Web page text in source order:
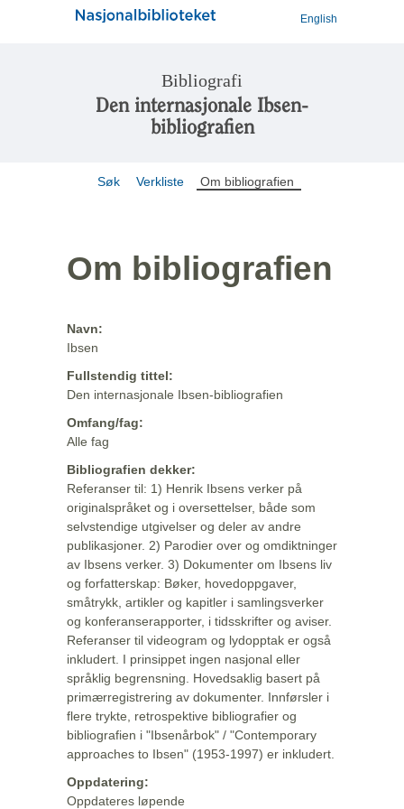
English
Bibliografi
Den internasjonale Ibsen-
bibliografien
Søk Verkliste Om bibliografien
Om bibliografien
Navn:
Ibsen
Fullstendig tittel:
Den internasjonale Ibsen-bibliografien
Omfang/fag:
Alle fag
Bibliografien dekker:
Referanser til: 1) Henrik Ibsens verker på
originalspråket og i oversettelser, både som
selvstendige utgivelser og deler av andre
publikasjoner. 2) Parodier over og omdiktninger
av Ibsens verker. 3) Dokumenter om Ibsens liv
og forfatterskap: Bøker, hovedoppgaver,
småtrykk, artikler og kapitler i samlingsverker
og konferanserapporter, i tidsskrifter og aviser.
Referanser til videogram og lydopptak er også
inkludert. I prinsippet ingen nasjonal eller
språklig begrensning. Hovedsaklig basert på
primærregistrering av dokumenter. Innførsler i
flere trykte, retrospektive bibliografier og
bibliografien i "Ibsenårbok" / "Contemporary
approaches to Ibsen" (1953-1997) er inkludert.
Oppdatering:
Oppdateres løpende